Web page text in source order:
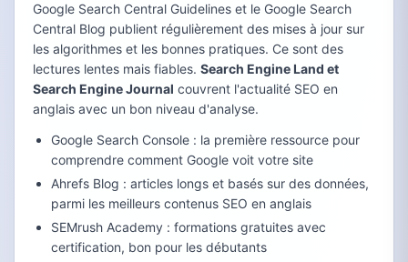
Google Search Central Guidelines et le Google Search
Central Blog publient régulièrement des mises à jour sur
les algorithmes et les bonnes pratiques. Ce sont des
lectures lentes mais fiables. Search Engine Land et
Search Engine Journal couvrent l'actualité SEO en
anglais avec un bon niveau d'analyse.
Google Search Console : la première ressource pour
comprendre comment Google voit votre site
Ahrefs Blog : articles longs et basés sur des données,
parmi les meilleurs contenus SEO en anglais
SEMrush Academy : formations gratuites avec
certification, bon pour les débutants